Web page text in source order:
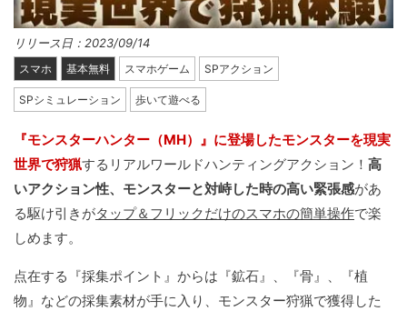
リリース日：2023/09/14
スマホ 基本無料 スマホゲーム SPアクション
SPシミュレーション 歩いて遊べる
『モンスターハンター（MH）』に登場したモンスターを現実
世界で狩猟するリアルワールドハンティングアクション！ 高
いアクション性、モンスターと対峙した時の高い緊張感があ
る駆け引きがタップ＆フリックだけのスマホの簡単操作で楽
しめます。
点在する『採集ポイント』からは『鉱石』、『骨』、『植
物』などの採集素材が手に入り、モンスター狩猟で獲得した